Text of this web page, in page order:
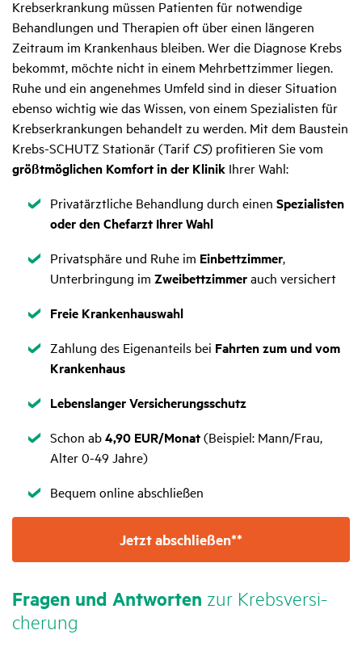
Krebserkrankung müssen Patienten für notwendige
Behandlungen und Therapien oft über einen längeren
Zeitraum im Krankenhaus bleiben. Wer die Diagnose Krebs
bekommt, möchte nicht in einem Mehrbettzimmer liegen.
Ruhe und ein angenehmes Umfeld sind in dieser Situation
ebenso wichtig wie das Wissen, von einem Spezialisten für
Krebserkrankungen behandelt zu werden. Mit dem Baustein
Krebs-SCHUTZ Stationär (TarifCS) profitieren Sie vom
größtmöglichen Komfort in der Klinik Ihrer Wahl:
Zutreffend
Privatärztliche Behandlung durch einen Spezialisten
oder den Chefarzt Ihrer Wahl
Zutreffend
Privatsphäre und Ruhe im Einbettzimmer,
Unterbringung im Zweibettzimmerauch versichert
Zutreffend
Freie Krankenhauswahl
Zutreffend
Zahlung des Eigenanteils bei Fahrten zum und vom
Krankenhaus
Zutreffend
Lebenslanger Versicherungsschutz
Zutreffend
Schon ab4,90 EUR/Monat(Beispiel: Mann/Frau,
Alter 0-49 Jahre)
Zutreffend
Bequem online abschließen
Jetzt abschließen**
Fragen und Antworten zur Krebsver­si­
che­rung